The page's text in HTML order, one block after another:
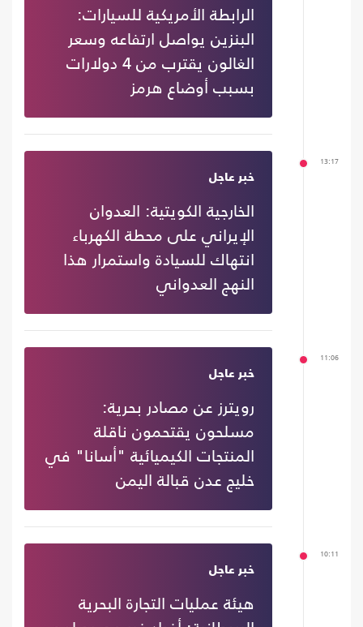
الرابطة الأمريكية للسيارات:
البنزين يواصل ارتفاعه وسعر
الغالون يقترب من 4 دولارات
بسبب أوضاع هرمز
13:17
خبر عاجل
الخارجية الكويتية: العدوان
الإيراني على محطة الكهرباء
انتهاك للسيادة واستمرار هذا
النهج العدواني
11:06
خبر عاجل
رويترز عن مصادر بحرية:
مسلحون يقتحمون ناقلة
المنتجات الكيميائية "أسانا" في
خليج عدن قبالة اليمن
10:11
خبر عاجل
هيئة عمليات التجارة البحرية